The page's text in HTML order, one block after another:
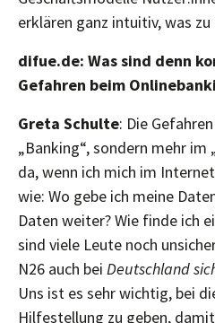
erklären ganz intuitiv, was
difue.de: Was sind denn
Gefahren beim
Greta Schulte: Die
„Banking“, sondern mehr im
da, wenn ich mich im
wie: Wo gebe ich meine
Daten weiter? Wie finde ich
sind viele Leute noch
N26 auch bei Deutschland
Uns ist es sehr wichtig, bei
Hilfestellung zu geben,